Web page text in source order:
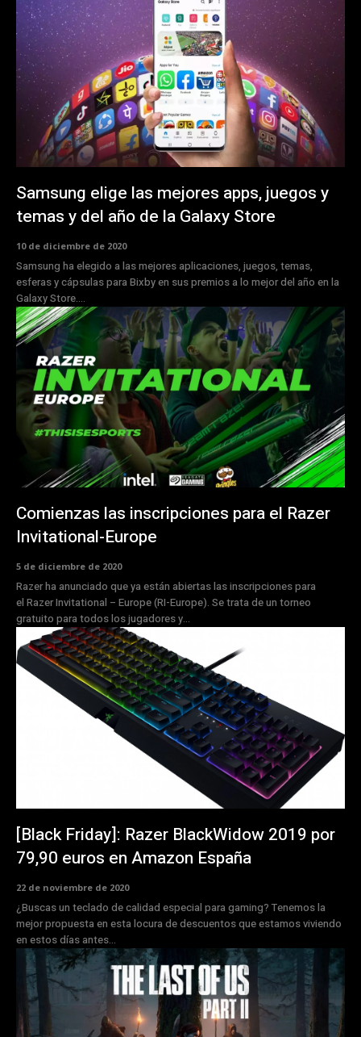
Samsung elige las mejores apps, juegos y
temas y del año de la Galaxy Store
10 de diciembre de 2020
Samsung ha elegido a las mejores aplicaciones, juegos, temas,
esferas y cápsulas para Bixby en sus premios a lo mejor del año en la
Galaxy Store....
Comienzas las inscripciones para el Razer
Invitational-Europe
5 de diciembre de 2020
Razer ha anunciado que ya están abiertas las inscripciones para
el Razer Invitational – Europe (RI-Europe). Se trata de un torneo
gratuito para todos los jugadores y...
[Black Friday]: Razer BlackWidow 2019 por
79,90 euros en Amazon España
22 de noviembre de 2020
¿Buscas un teclado de calidad especial para gaming? Tenemos la
mejor propuesta en esta locura de descuentos que estamos viviendo
en estos días antes...